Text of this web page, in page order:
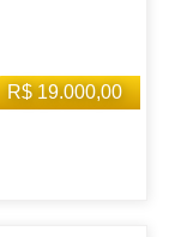
R$ 19.000,00